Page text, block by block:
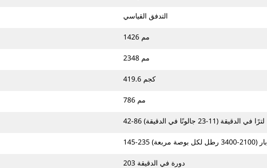
التدفق القياسي
1426 مم
2348 مم
419.6 كجم
786 مم
42-86 لترًا في الدقيقة (11-23 جالونًا في الدقيقة)
145-235 بار (2100-3400 رطل لكل بوصة مربعة)
203 دورة في الدقيقة